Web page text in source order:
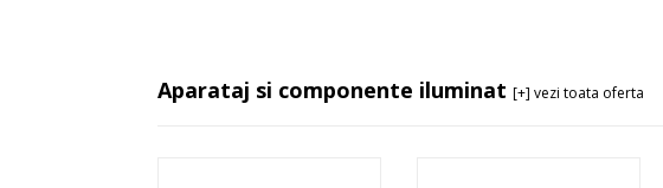
Aparataj si componente iluminat [+] vezi toata oferta